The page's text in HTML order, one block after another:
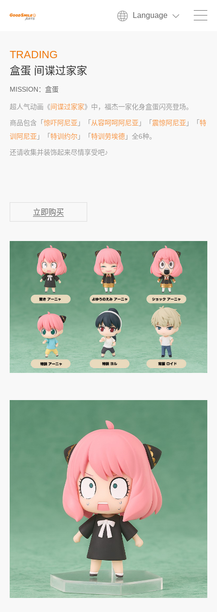
Language
TRADING
盒蛋 间谍过家家
MISSION：盒蛋
超人气动画《间谍过家家》中，福杰一家化身盒蛋闪亮登场。
商品包含「 惊吓阿尼亚 」「 从容呵呵阿尼亚 」「 震惊阿尼亚 」「 特
训阿尼亚 」「 特训约尔 」「 特训劳埃德 」全6种。
还请收集并装饰起来尽情享受吧♪
立即购买